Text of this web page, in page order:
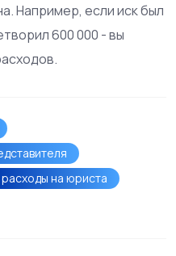
Например, если иск был
600 000 - вы
расходы на юриста